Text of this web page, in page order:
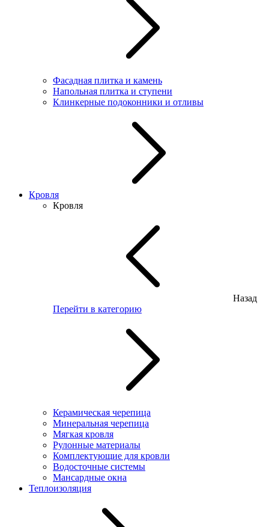
Фасадная плитка и камень
Напольная плитка и ступени
Клинкерные подоконники и отливы
Кровля
Кровля
Назад
Перейти в категорию
Керамическая черепица
Минеральная черепица
Мягкая кровля
Рулонные материалы
Комплектующие для кровли
Водосточные системы
Мансардные окна
Теплоизоляция